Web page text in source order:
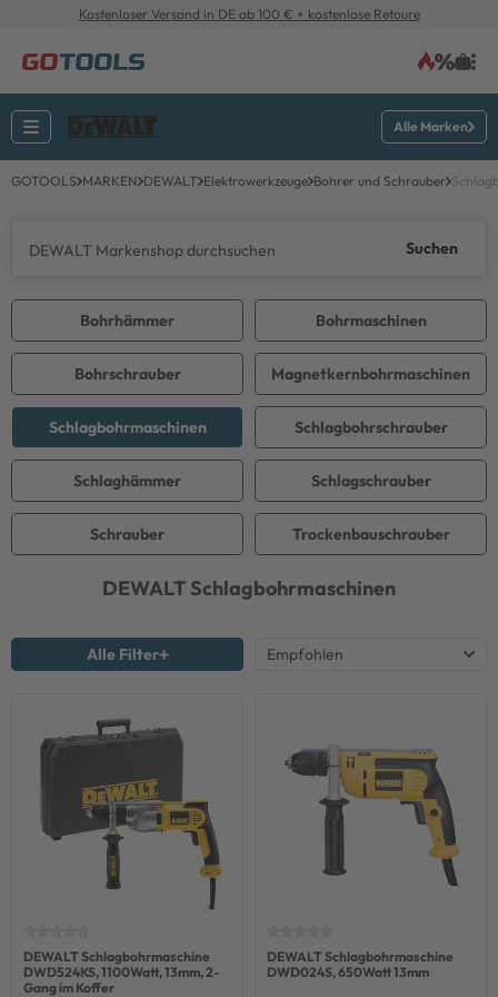
Kostenloser Versand in DE ab 100 € + kostenlose Retoure
Alle Marken
GOTOOLS MARKEN DEWALT Elektrowerkzeuge Bohrer und Schrauber
Suchen
Bohrschrauber
Schrauber
Schlagbohrschrauber
Schlagschrauber
Trockenbauschrauber
Schlagbohrmaschinen
Bohrhämmer
Schlaghämmer
Magnetkernbohrmaschinen
Bohrmaschinen
DEWALT Schlagbohrmaschinen
Alle Filter
DEWALT Schlagbohrmaschine
DWD524KS, 1100Watt, 13mm, 2-
Gang im Koffer
DEWALT Schlagbohrmaschine
DWD024S, 650Watt 13mm